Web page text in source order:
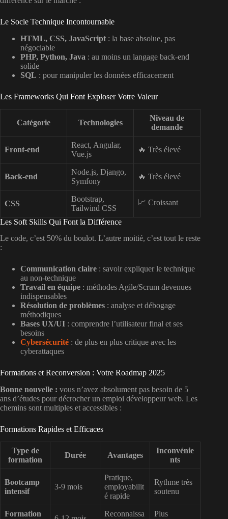
Le Socle Technique Incontournable
HTML, CSS, JavaScript : la base absolue, pas
négociable
PHP, Python, Java : au moins un langage back-end
solide
SQL : pour manipuler les données efficacement
Les Frameworks Qui Font Exploser Votre Valeur
Catégorie Technologies
Niveau de
demande
Front-end
React, Angular,
Vue.js
🔥 Très élevé
Back-end
Node.js, Django,
Symfony
🔥 Très élevé
CSS
Bootstrap,
Tailwind CSS
📈 Croissant
Les Soft Skills Qui Font la Différence
Le code, c’est 50% du boulot. L’autre moitié, c’est tout le reste
:
Communication claire : savoir expliquer le technique
au non-technique
Travail en équipe : méthodes Agile/Scrum devenues
indispensables
Résolution de problèmes : analyse et débogage
méthodiques
Bases UX/UI : comprendre l’utilisateur final et ses
besoins
Cybersécurité : de plus en plus critique avec les
cyberattaques
Formations et Reconversion : Votre Roadmap 2025
Bonne nouvelle : vous n’avez absolument pas besoin de 5
ans d’études pour décrocher un emploi développeur web. Les
chemins sont multiples et accessibles :
Formations Rapides et Efficaces
Type de
formation
Durée Avantages
Inconvénie
nts
Bootcamp
intensif
3-9 mois
Pratique,
employabilit
é rapide
Rythme très
soutenu
Formation
Reconnaissa
Plus